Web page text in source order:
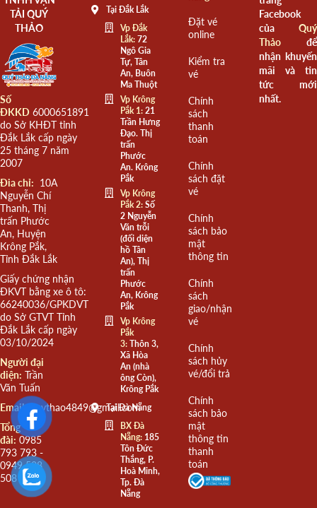
TẢI QUÝ
THẢO
Số
ĐKKD 6000651891
do Sở KHĐT tỉnh
Đắk Lắk cấp ngày
25 tháng 7 năm
2007
Đia chỉ: 10A
Nguyễn Chí
Thanh, Thị
trấn Phước
An, Huyện
Krông Pắk,
Tỉnh Đắk Lắk
Giấy chứng nhận
ĐKVT bằng xe ô tô:
66240036/GPKDVT
do Sở GTVT Tỉnh
Đắk Lắk cấp ngày
03/10/2024
Người đại
diện: Trần
Văn Tuấn
Email: quythao4849@gmail.com
Tổng
đài: 0985
793 793 -
0949 508
508
Tại Đắk Lắk
Vp Đắk
Lắk:72
Ngô Gia
Tự, Tân
An, Buôn
Ma Thuột
Vp Krông
Pắk 1:21
Trần Hưng
Đạo. Thị
trấn
Phước
An. Krông
Pắk
Vp Krông
Pắk 2:Số
2 Nguyễn
Văn trỗi
(đối diện
hồ Tân
An), Thị
trấn
Phước
An, Krông
Pắk
Vp Krông
Pắk
3:Thôn 3,
Xã Hòa
An (nhà
ông Còn),
Krông Pắk
Tại Đà Nẵng
BX Đà
Nẵng:185
Tôn Đức
Thắng, P.
Hoà Minh,
Tp. Đà
Nẵng
Đặt vé
online
Kiểm tra
vé
Chính
sách
thanh
toán
Chính
sách đặt
vé
Chính
sách bảo
mật
thông tin
Chính
sách
giao/nhận
vé
Chính
sách hủy
vé/đổi trả
Chính
sách bảo
mật
thông tin
thanh
toán
Facebook
của Quý
Thảođể
nhận khuyến
mãi và tin
tức mới
nhất.